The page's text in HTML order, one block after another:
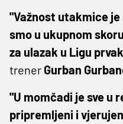
"Važnost utakmice
smo u ukupnom
za ulazak u Ligu
trener Gurban
"U momčadi je sve u
pripremljeni i